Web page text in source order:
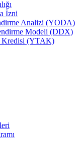
İzni
Analizi (YODA)
Modeli (DDX)
Kredisi (YTAK)